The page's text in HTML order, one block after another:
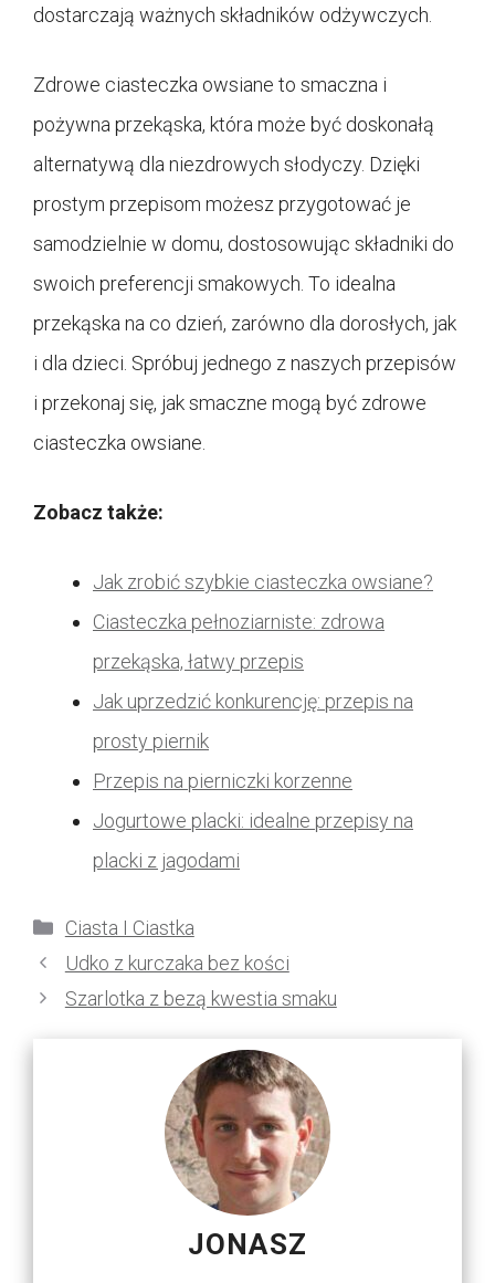
dostarczają ważnych składników odżywczych.
Zdrowe ciasteczka owsiane to smaczna i
pożywna przekąska, która może być doskonałą
alternatywą dla niezdrowych słodyczy. Dzięki
prostym przepisom możesz przygotować je
samodzielnie w domu, dostosowując składniki do
swoich preferencji smakowych. To idealna
przekąska na co dzień, zarówno dla dorosłych, jak
i dla dzieci. Spróbuj jednego z naszych przepisów
i przekonaj się, jak smaczne mogą być zdrowe
ciasteczka owsiane.
Zobacz także:
Jak zrobić szybkie ciasteczka owsiane?
Ciasteczka pełnoziarniste: zdrowa
przekąska, łatwy przepis
Jak uprzedzić konkurencję: przepis na
prosty piernik
Przepis na pierniczki korzenne
Jogurtowe placki: idealne przepisy na
placki z jagodami
Kategorie
Ciasta I Ciastka
Udko z kurczaka bez kości
Szarlotka z bezą kwestia smaku
JONASZ